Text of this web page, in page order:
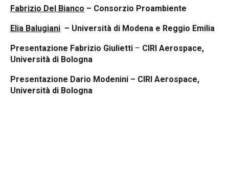
Fabrizio Del Bianco – Consorzio Proambiente
Elia Balugiani – Università di Modena e Reggio Emilia
Presentazione Fabrizio Giulietti – CIRI Aerospace,
Università di Bologna
Presentazione Dario Modenini – CIRI Aerospace,
Università di Bologna